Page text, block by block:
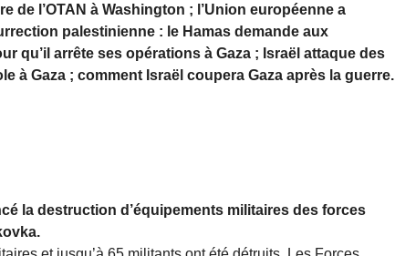
de l’OTAN à Washington ; l’Union européenne a
palestinienne : le Hamas demande aux
qu’il arrête ses opérations à Gaza ; Israël attaque des
à Gaza ; comment Israël coupera Gaza après la guerre.
la destruction d’équipements militaires des forces